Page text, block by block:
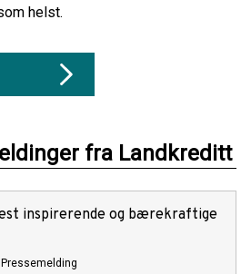
helst.
fra Landkreditt
inspirerende og bærekraftige
Pressemelding